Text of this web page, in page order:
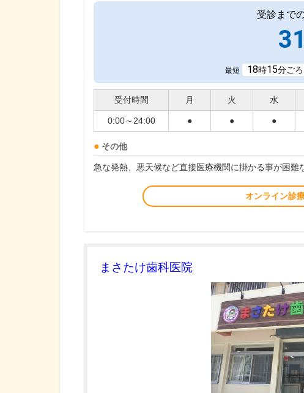
受診まで
31
最短 18時15分ごろ
受付時間 月 火 水
0:00～24:00 ● ● ●
その他
急な発熱、悪天候など直接医療機関に掛かる事が困難
オンライン診
まさたけ歯科医院